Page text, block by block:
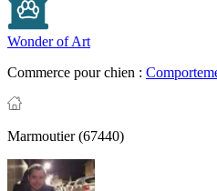
Wonder of Art
Commerce pour chien :
Marmoutier (67440)